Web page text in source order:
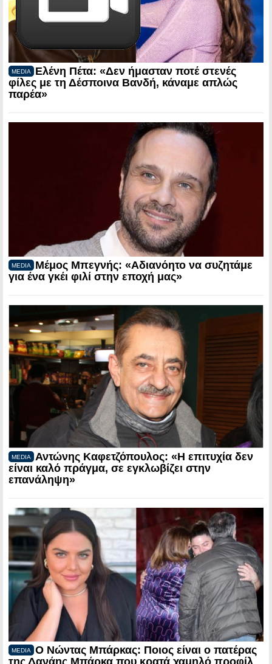
MEDIA
Ελένη Πέτα: «Δεν ήμασταν ποτέ στενές
φίλες με τη Δέσποινα Βανδή, κάναμε απλώς
παρέα»
MEDIA
Μέμος Μπεγνής: «Αδιανόητο να συζητάμε
για ένα γκέι φιλί στην εποχή μας»
MEDIA
Αντώνης Καφετζόπουλος: «Η επιτυχία δεν
είναι καλό πράγμα, σε εγκλωβίζει στην
επανάληψη»
MEDIA
Ο Νώντας Μπάρκας: Ποιος είναι ο πατέρας
της Δανάης Μπάρκα που κρατά χαμηλό προφίλ